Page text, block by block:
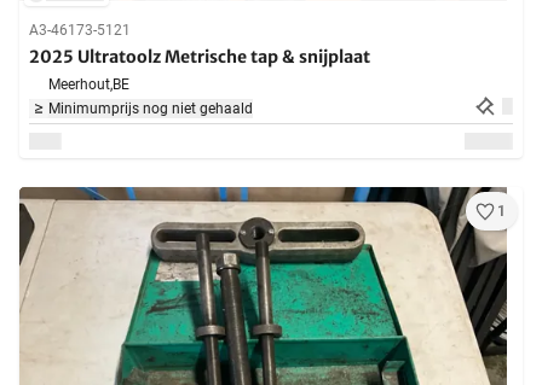
A3-46173-5121
2025 Ultratoolz Metrische tap & snijplaat
Meerhout,BE
Minimumprijs nog niet gehaald
1